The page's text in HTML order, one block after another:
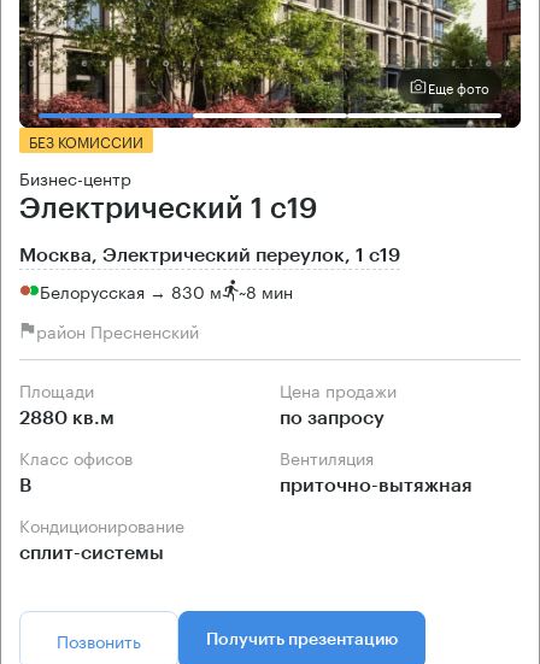
Еще фото
БЕЗ КОМИССИИ
Бизнес-центр
Электрический 1 с19
Москва, Электрический переулок, 1 с19
Белорусская → 830 м ~8 мин
район Пресненский
Площади
2880 кв.м
Цена продажи
по запросу
Класс офисов
B
Вентиляция
приточно-вытяжная
Кондиционирование
сплит-системы
Позвонить Получить презентацию